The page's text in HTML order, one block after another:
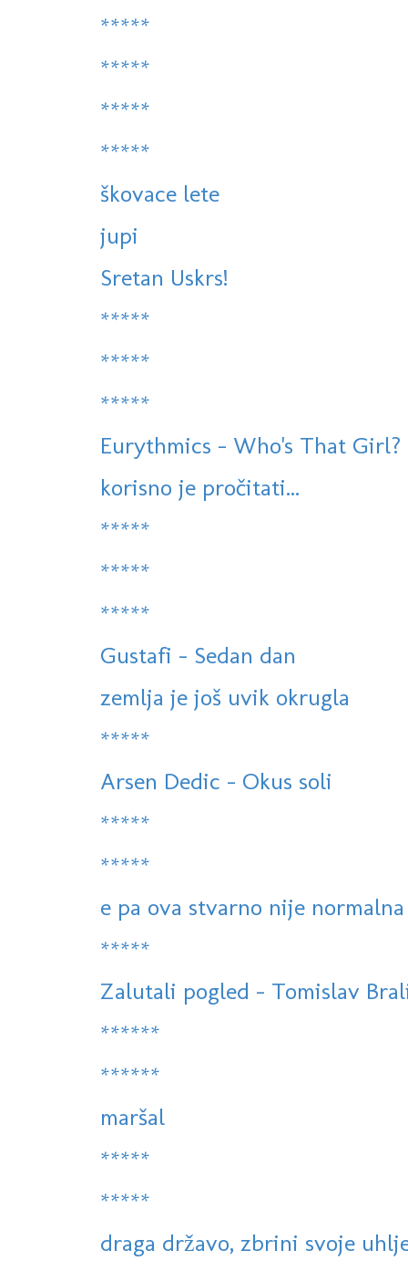
*****
*****
*****
*****
škovace lete
jupi
Sretan Uskrs!
*****
*****
*****
Eurythmics - Who's That Girl?
korisno je pročitati...
*****
*****
*****
Gustafi - Sedan dan
zemlja je još uvik okrugla
*****
Arsen Dedic - Okus soli
*****
*****
e pa ova stvarno nije
*****
Zalutali pogled - Tomislav
******
******
maršal
*****
*****
draga državo, zbrini svoje